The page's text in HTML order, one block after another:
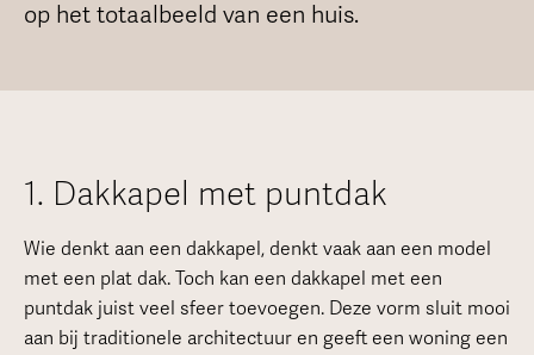
op het totaalbeeld van een huis.
1. Dakkapel met puntdak
Wie denkt aan een dakkapel, denkt vaak aan een model
met een plat dak. Toch kan een dakkapel met een
puntdak juist veel sfeer toevoegen. Deze vorm sluit mooi
aan bij traditionele architectuur en geeft een woning een